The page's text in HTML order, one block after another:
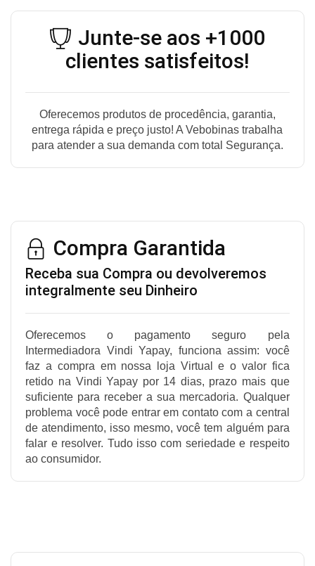
Junte-se aos +1000
clientes satisfeitos!
Oferecemos produtos de procedência, garantia,
entrega rápida e preço justo! A Vebobinas trabalha
para atender a sua demanda com total Segurança.
Compra Garantida
Receba sua Compra ou devolveremos
integralmente seu Dinheiro
Oferecemos o pagamento seguro pela
Intermediadora Vindi Yapay, funciona assim: você
faz a compra em nossa loja Virtual e o valor fica
retido na Vindi Yapay por 14 dias, prazo mais que
suficiente para receber a sua mercadoria. Qualquer
problema você pode entrar em contato com a central
de atendimento, isso mesmo, você tem alguém para
falar e resolver. Tudo isso com seriedade e respeito
ao consumidor.